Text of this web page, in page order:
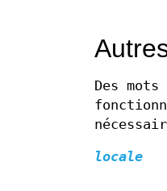
Des
locale